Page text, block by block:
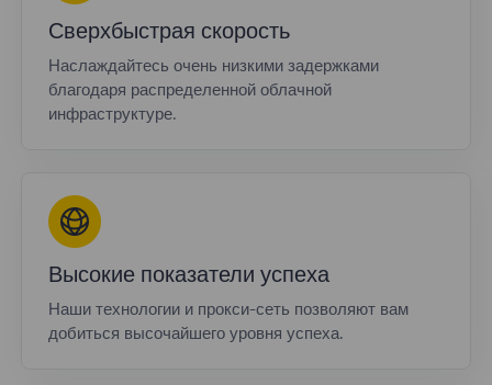
Сверхбыстрая скорость
Наслаждайтесь очень низкими задержками
благодаря распределенной облачной
инфраструктуре.
Высокие показатели успеха
Наши технологии и прокси-сеть позволяют вам
добиться высочайшего уровня успеха.